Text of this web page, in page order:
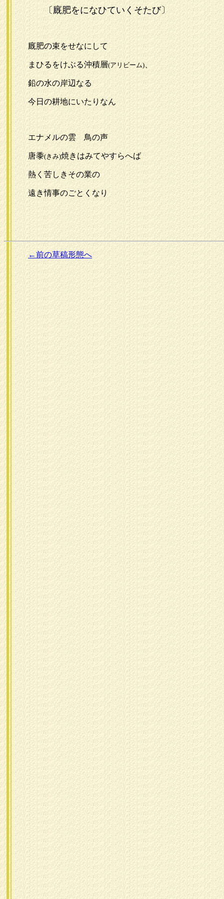
〔廐肥をになひていくそたび〕
廐肥の束をせなにして
まひるをけぶる沖積層(アリビーム)
鉛の水の岸辺なる
今日の耕地にいたりなん
エナメルの雲 鳥の声
唐黍(きみ)焼きはみてやすらへば
熱く苦しきその業の
遠き情事のごとくなり
←前の草稿形態へ